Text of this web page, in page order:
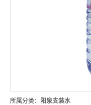
所属分类： 阳泉支装水